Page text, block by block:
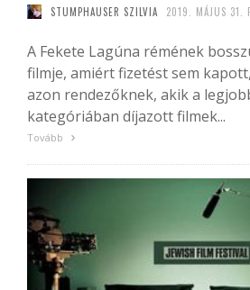
STUMPHAUSER SZILVIA 2019. MÁJUS 31.
A Fekete Lagúna rémének
filmje, amiért fizetést sem
azon rendezőknek, akik a
kategóriában díjazott filmek...
Tovább